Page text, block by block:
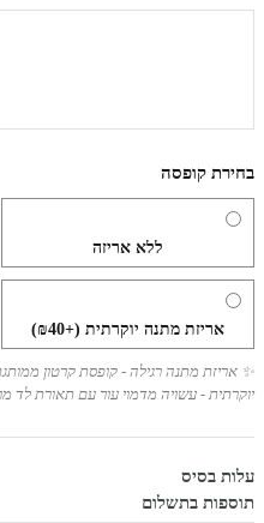
בחירת קופסה
ללא אריזה
אריזת מתנה יוקרתית (+₪40)
✨ אריזת מתנה רגילה - קופסת קרטון
יוקרתית - עשויה מדמוי עור עם תאורת לד
עלות בסיס
תוספות בתשלום